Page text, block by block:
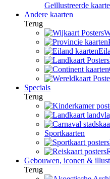
Geïllustreerde
Andere kaarten
Terug
Specials
Terug
Sportkaarten
Gebouwen, iconen &
Terug